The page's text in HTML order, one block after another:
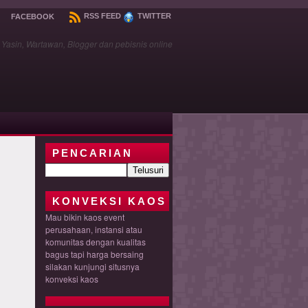
FACEBOOK RSS FEED TWITTER
Wartawan, Blogger dan pebisnis online
PENCARIAN
KONVEKSI KAOS
Mau bikin kaos event
perusahaan, instansi atau
komunitas dengan kualitas
bagus tapi harga bersaing
silakan kunjungi situsnya
konveksi kaos